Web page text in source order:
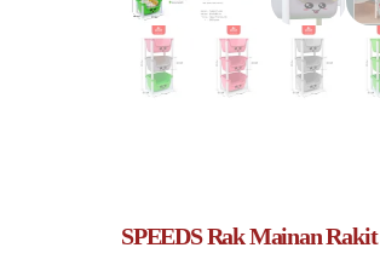
SPEEDS Rak Mainan Rakit